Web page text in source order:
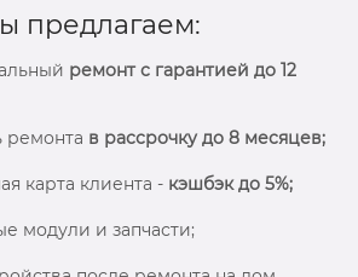
предлагаем:
ремонт с гарантией до 12
ремонта в рассрочку до 8 месяцев;
карта клиента - кэшбэк до 5%;
модули и запчасти;